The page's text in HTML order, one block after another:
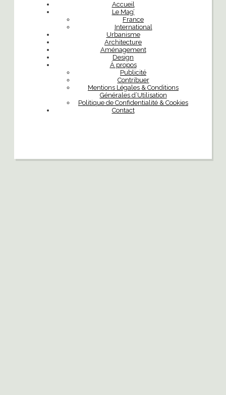
Accueil
Le Mag’
France
International
Urbanisme
Architecture
Aménagement
Design
À propos
Publicité
Contribuer
Mentions Légales & Conditions
Générales d’Utilisation
Politique de Confidentialité & Cookies
Contact